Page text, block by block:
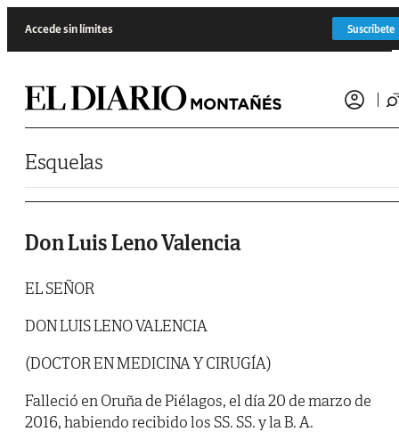
Accede sin límites Suscríbete
Esquelas
Don Luis Leno Valencia
EL SEÑOR
DON LUIS LENO VALENCIA
(DOCTOR EN MEDICINA Y CIRUGÍA)
Falleció en Oruña de Piélagos, el día 20 de marzo de
2016, habiendo recibido los SS. SS. y la B. A.